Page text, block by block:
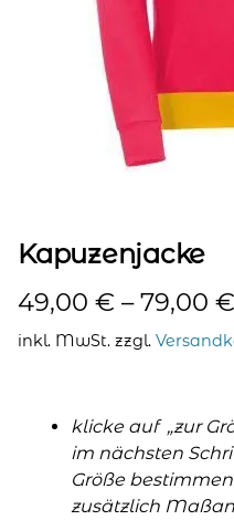
Kapuzenjacke
49,00 € –79,00 €
inkl. MwSt. zzgl.
klicke auf „zur
im nächsten
Größe
zusätzlich